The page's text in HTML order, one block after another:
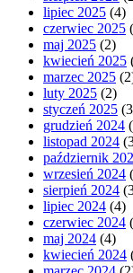
lipiec 2025 (4)
czerwiec 2025
maj 2025 (2)
kwiecień 2025
marzec 2025
luty 2025 (2)
styczeń 2025
grudzień 2024
listopad 2024
październik
wrzesień 2024
sierpień 2024
lipiec 2024 (4)
czerwiec 2024
maj 2024 (4)
kwiecień 2024